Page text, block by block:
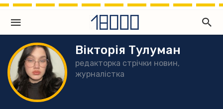
Вікторія Тулуман
редакторка стрічки новин,
журналістка